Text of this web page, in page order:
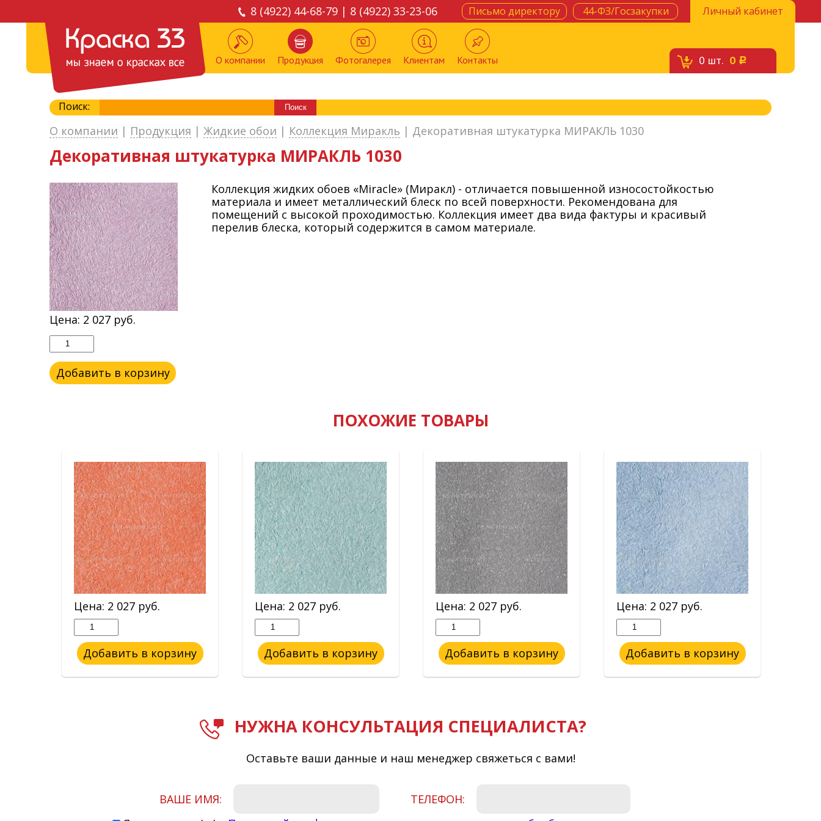
Личный кабинет
44-ФЗ/Госзакупки
Письмо директору
8 (4922) 44-68-79 | 8 (4922) 33-23-06
0 шт. 0 c
О компании Продукция Фотогалерея Клиентам Контакты
Поиск:
О компании | Продукция | Жидкие обои | Коллекция Миракль | Декоративная штукатурка МИРАКЛЬ 1030
Декоративная штукатурка МИРАКЛЬ 1030
Цена: 2 027 руб.
Добавить в корзину
Коллекция жидких обоев «Miracle» (Миракл) - отличается повышенной износостойкостью
материала и имеет металлический блеск по всей поверхности. Рекомендована для
помещений с высокой проходимостью. Коллекция имеет два вида фактуры и красивый
перелив блеска, который содержится в самом материале.
ПОХОЖИЕ ТОВАРЫ
Цена: 2 027 руб.
Добавить в корзину
Цена: 2 027 руб.
Добавить в корзину
Цена: 2 027 руб.
Добавить в корзину
Цена: 2 027 руб.
Добавить в корзину
НУЖНА КОНСУЛЬТАЦИЯ СПЕЦИАЛИСТА?
Оставьте ваши данные и наш менеджер свяжеться с вами!
ВАШЕ ИМЯ:
ТЕЛЕФОН: